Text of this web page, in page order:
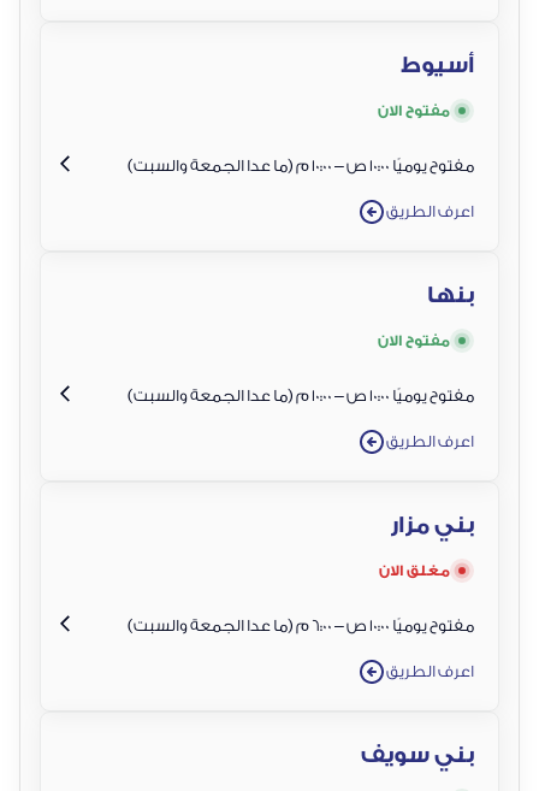
أسيوط
مفتوح الان
مفتوح يوميًا 10:00 ص – 10:00 م (ما عدا الجمعة والسبت)
اعرف الطريق
بنها
مفتوح الان
مفتوح يوميًا 10:00 ص – 10:00 م (ما عدا الجمعة والسبت)
اعرف الطريق
بني مزار
مغلق الان
مفتوح يوميًا 10:00 ص – 6:00 م (ما عدا الجمعة والسبت)
اعرف الطريق
بني سويف